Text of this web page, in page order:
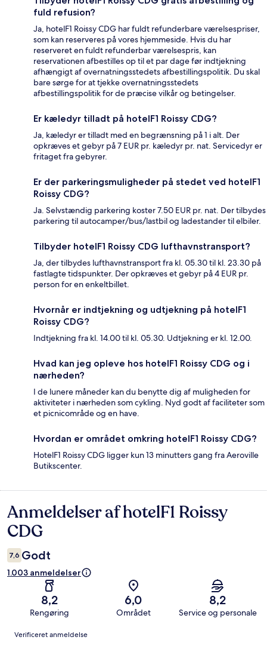
fuld refusion?
Ja, hotelF1 Roissy CDG har fuldt refunderbare værelsespriser,
som kan reserveres på vores hjemmeside. Hvis du har
reserveret en fuldt refunderbar værelsespris, kan
reservationen afbestilles op til et par dage før indtjekning
afhængigt af overnatningsstedets afbestillingspolitik. Du skal
bare sørge for at tjekke overnatningsstedets
afbestillingspolitik for de præcise vilkår og betingelser.
Er kæledyr tilladt på hotelF1 Roissy CDG?
Ja, kæledyr er tilladt med en begrænsning på 1 i alt. Der
opkræves et gebyr på 7 EUR pr. kæledyr pr. nat. Servicedyr er
fritaget fra gebyrer.
Er der parkeringsmuligheder på stedet ved hotelF1
Roissy CDG?
Ja. Selvstændig parkering koster 7.50 EUR pr. nat. Der tilbydes
parkering til autocamper/bus/lastbil og ladestander til elbiler.
Tilbyder hotelF1 Roissy CDG lufthavnstransport?
Ja, der tilbydes lufthavnstransport fra kl. 05.30 til kl. 23.30 på
fastlagte tidspunkter. Der opkræves et gebyr på 4 EUR pr.
person for en enkeltbillet.
Hvornår er indtjekning og udtjekning på hotelF1
Roissy CDG?
Indtjekning fra kl. 14.00 til kl. 05.30. Udtjekning er kl. 12.00.
Hvad kan jeg opleve hos hotelF1 Roissy CDG og i
nærheden?
I de lunere måneder kan du benytte dig af muligheden for
aktiviteter i nærheden som cykling. Nyd godt af faciliteter som
et picnicområde og en have.
Hvordan er området omkring hotelF1 Roissy CDG?
HotelF1 Roissy CDG ligger kun 13 minutters gang fra Aeroville
Butikscenter.
Anmeldelser
Anmeldelser af hotelF1 Roissy
CDG
7,6 Godt
1.003 anmeldelser
8,2
Rengøring
6,0
Området
8,2
Service og personale
Anmeldelser
Verificeret anmeldelse